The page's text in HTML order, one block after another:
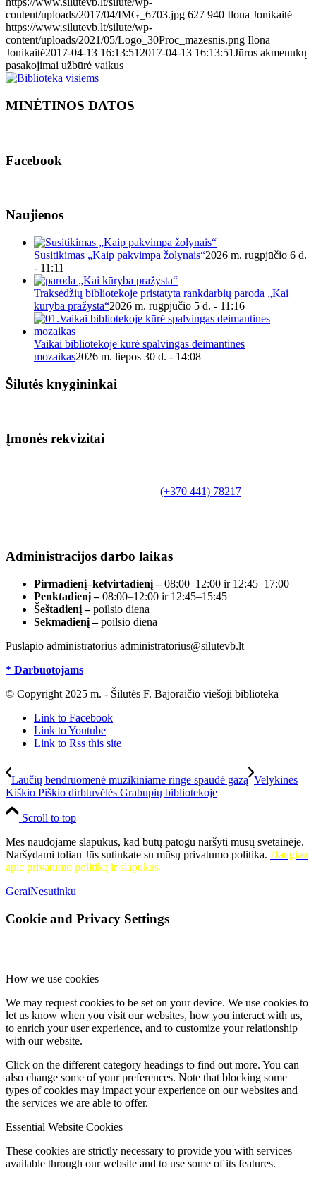
content/uploads/2017/04/IMG_6703.jpg 627 940 Ilona Jonikaitė
https://www.silutevb.lt/silute/wp-
content/uploads/2021/05/Logo_30Proc_mazesnis.png Ilona
Jonikaitė2017-04-13 16:13:512017-04-13 16:13:51Jūros akmenukų
pasakojimai užbūrė vaikus
MINĖTINOS DATOS
Facebook
Naujienos
Susitikimas „Kaip pakvimpa žolynais“2026 m. rugpjūčio 6 d.
- 11:11
Traksėdžių bibliotekoje pristatyta rankdarbių paroda „Kai
kūryba pražysta“2026 m. rugpjūčio 5 d. - 11:16
Vaikai bibliotekoje kūrė spalvingas deimantines
mozaikas2026 m. liepos 30 d. - 14:08
Šilutės knygininkai
Įmonės rekvizitai
(+370 441) 78217
Administracijos darbo laikas
Pirmadienį–ketvirtadienį –08:00–12:00 ir 12:45–17:00
Penktadienį –08:00–12:00 ir 12:45–15:45
Šeštadienį –poilsio diena
Sekmadienį –poilsio diena
Puslapio administratorius administratorius@silutevb.lt
* Darbuotojams
© Copyright 2025 m. - Šilutės F. Bajoraičio viešoji biblioteka
Link to Facebook
Link to Youtube
Link to Rss this site
Laučių bendruomenė muzikiniame ringe spaudė gazą Velykinės
Kiškio Piškio dirbtuvėlės Grabupių bibliotekoje
Scroll to top
Mes naudojame slapukus, kad būtų patogu naršyti mūsų svetainėje.
Naršydami toliau Jūs sutinkate su mūsų privatumo politika. Daugiau
apie privatumo politiką ir slapukus
GeraiNesutinku
Cookie and Privacy Settings
How we use cookies
We may request cookies to be set on your device. We use cookies to
let us know when you visit our websites, how you interact with us,
to enrich your user experience, and to customize your relationship
with our website.
Click on the different category headings to find out more. You can
also change some of your preferences. Note that blocking some
types of cookies may impact your experience on our websites and
the services we are able to offer.
Essential Website Cookies
These cookies are strictly necessary to provide you with services
available through our website and to use some of its features.